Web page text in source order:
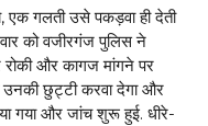
एक गलती उसे पकड़वा ही देती
को वजीरगंज पुलिस ने
और कागज मांगने पर
छुट्टी करवा देगा और
गया और जांच शुरू हुई. धीरे-